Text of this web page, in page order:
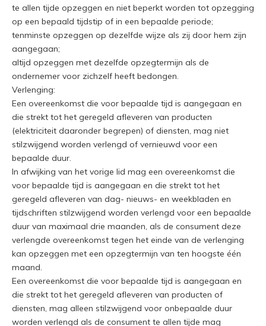
te allen tijde opzeggen en niet beperkt worden tot opzegging
op een bepaald tijdstip of in een bepaalde periode;
tenminste opzeggen op dezelfde wijze als zij door hem zijn
aangegaan;
altijd opzeggen met dezelfde opzegtermijn als de
ondernemer voor zichzelf heeft bedongen.
Verlenging:
Een overeenkomst die voor bepaalde tijd is aangegaan en
die strekt tot het geregeld afleveren van producten
(elektriciteit daaronder begrepen) of diensten, mag niet
stilzwijgend worden verlengd of vernieuwd voor een
bepaalde duur.
In afwijking van het vorige lid mag een overeenkomst die
voor bepaalde tijd is aangegaan en die strekt tot het
geregeld afleveren van dag- nieuws- en weekbladen en
tijdschriften stilzwijgend worden verlengd voor een bepaalde
duur van maximaal drie maanden, als de consument deze
verlengde overeenkomst tegen het einde van de verlenging
kan opzeggen met een opzegtermijn van ten hoogste één
maand.
Een overeenkomst die voor bepaalde tijd is aangegaan en
die strekt tot het geregeld afleveren van producten of
diensten, mag alleen stilzwijgend voor onbepaalde duur
worden verlengd als de consument te allen tijde mag